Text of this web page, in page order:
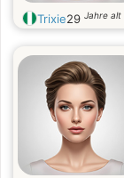
Trixie29 Jahre alt